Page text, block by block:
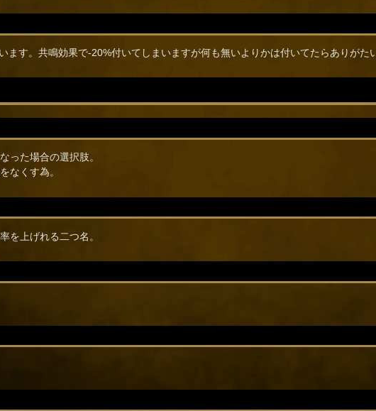
ます。共鳴効果で-20%付いてしまいますが何も無いよりかは付いてたらありがた
った場合の選択肢。
なくす為。
を上げれる二つ名。